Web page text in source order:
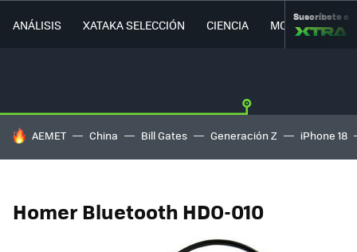
ANÁLISIS XATAKA SELECCIÓN CIENCIA MOVILIDAD
Suscríbete a
HOY SE HABLA DE
AEMET China Bill Gates Generación Z iPhone 18
Homer Bluetooth HDO-010